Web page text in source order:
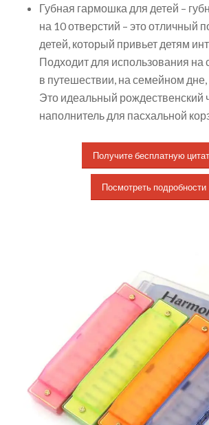
Губная гармошка для детей –
на 10 отверстий – это отличный
детей, который привьет детям
Подходит для использования на
в путешествии, на семейном дне,
Это идеальный рождественский
наполнитель для пасхальной
Получите бесплатную
Посмотреть подробности